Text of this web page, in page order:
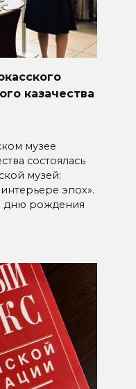
казачества
музее
состоялась
музей:
эпох».
дню рождения